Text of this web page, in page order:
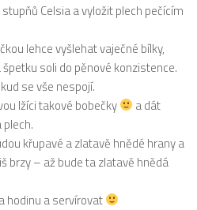
Celsia a vyložit plech pečícím
lehce vyšlehat vaječné bílky,
soli do pěnové konzistence.
se vše nespojí.
lžíci takové bobečky
a dát
křupavé a zlatavě hnědé hrany a
brzy – až bude ta zlatavě hnědá
hodinu a servírovat